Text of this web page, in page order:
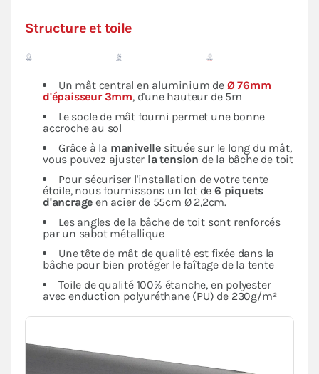
Structure et toile
Un mât central en aluminium de Ø 76mm
d'épaisseur 3mm, d'une hauteur de 5m
Le socle de mât fourni permet une bonne
accroche au sol
Grâce à la manivelle située sur le long du mât,
vous pouvez ajuster la tension de la bâche de toit
Pour sécuriser l'installation de votre tente
étoile, nous fournissons un lot de6 piquets
d'ancrage en acier de 55cm Ø 2,2cm.
Les angles de la bâche de toit sont renforcés
par un sabot métallique
Une tête de mât de qualité est fixée dans la
bâche pour bien protéger le faîtage de la tente
Toile de qualité 100% étanche, en polyester
avec enduction polyuréthane (PU) de 230g/m²